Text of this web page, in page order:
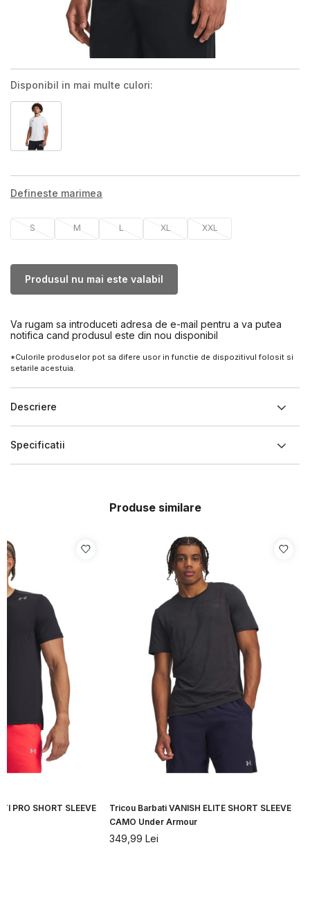
Disponibil in mai multe culori:
Defineste marimea
S M L XL XXL
Produsul nu mai este valabil
Va rugam sa introduceti adresa de e-mail pentru a va putea
notifica cand produsul este din nou disponibil
*Culorile produselor pot sa difere usor in functie de dispozitivul folosit si
setarile acestuia.
Descriere
Specificatii
Produse similare
PRO SHORT SLEEVE
Tricou Barbati VANISH ELITE SHORT SLEEVE
CAMO Under Armour
349,99 Lei